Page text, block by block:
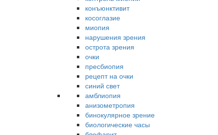
конъюнктивит
косоглазие
миопия
нарушения зрения
острота зрения
очки
пресбиопия
рецепт на очки
синий свет
амблиопия
анизометропия
бинокулярное зрение
биологические часы